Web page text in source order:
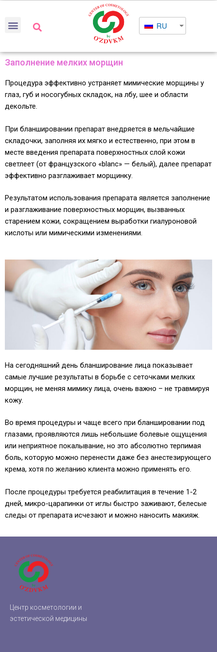
RU
Заполнение мелких морщин
Процедура эффективно устраняет мимические морщины у
глаз, губ и носогубных складок, на лбу, шее и области
декольте.
При бланшировании препарат внедряется в мельчайшие
складочки, заполняя их мягко и естественно, при этом в
месте введения препарата поверхностных слой кожи
светлеет (от французского «blanc» — белый), далее препарат
эффективно разглаживает морщинку.
Результатом использования препарата является заполнение
и разглаживание поверхностных морщин, вызванных
старением кожи, сокращением выработки гиалуроновой
кислоты или мимическими изменениями.
На сегодняшний день бланширование лица показывает
самые лучшие результаты в борьбе с сеточками мелких
морщин, не меняя мимику лица, очень важно – не травмируя
кожу.
Во время процедуры и чаще всего при бланшировании под
глазами, проявляются лишь небольшие болевые ощущения
или неприятное покалывание, но это абсолютно терпимая
боль, которую можно перенести даже без анестезирующего
крема, хотя по желанию клиента можно применять его.
После процедуры требуется реабилитация в течение 1-2
дней, микро-царапинки от иглы быстро заживают, белесые
следы от препарата исчезают и можно наносить макияж.
Центр косметологии и
эстетической медицины